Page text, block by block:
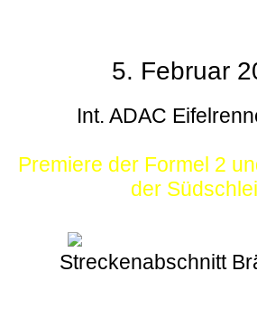
5. Februar
Int. ADAC
Premiere der Formel 2
der
Streckenabschnitt